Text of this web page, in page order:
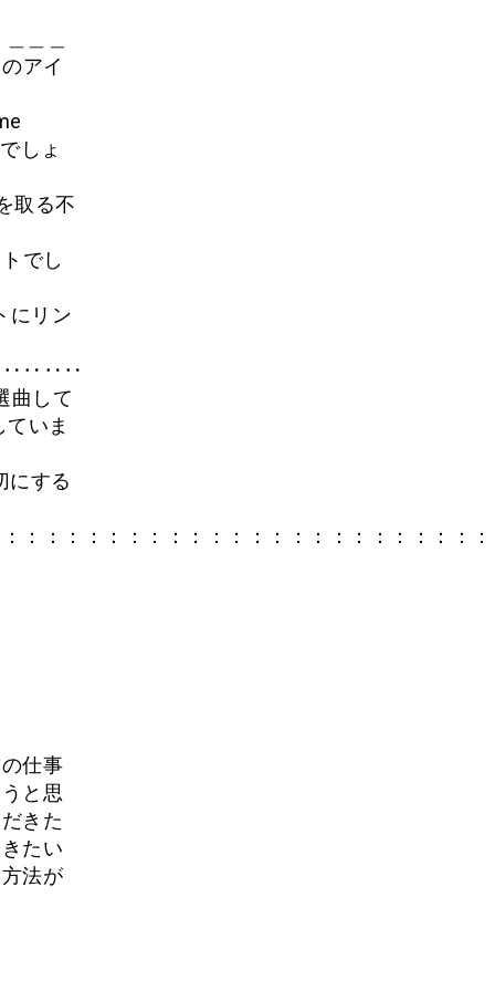
＿＿
アイ
しょ
取る不
でし
にリン
曲して
いま
にする
：：：：：：：：：：：：：：：：：：：：：
仕事
と思
きた
たい
法が